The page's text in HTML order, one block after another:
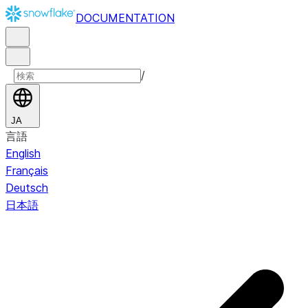
DOCUMENTATION
/
JA
言語
English
Français
Deutsch
日本語